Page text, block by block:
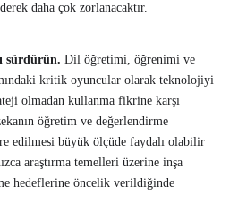
daha çok zorlanacaktır.
sürdürün. Dil öğretimi, öğrenimi ve
kritik oyuncular olarak teknolojiyi
olmadan kullanma fikrine karşı
öğretim ve değerlendirme
edilmesi büyük ölçüde faydalı olabilir
araştırma temelleri üzerine inşa
hedeflerine öncelik verildiğinde